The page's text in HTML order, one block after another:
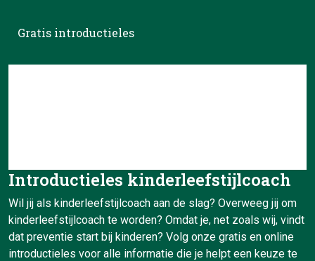
Gratis introductieles
Introductieles kinderleefstijlcoach
Wil jij als kinderleefstijlcoach aan de slag? Overweeg jij om
kinderleefstijlcoach te worden? Omdat je, net zoals wij, vindt
dat preventie start bij kinderen? Volg onze gratis en online
introductieles voor alle informatie die je helpt een keuze te